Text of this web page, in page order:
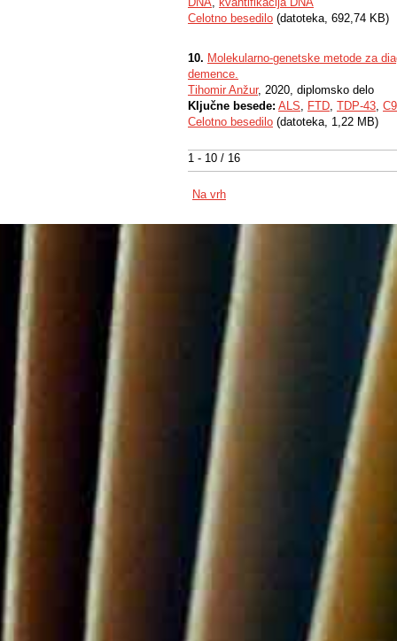
1 - 10 / 16
Celotno besedilo (datoteka, 692,74 KB)
10. Molekularno-genetske metode za
demence.
Tihomir Anžur, 2020, diplomsko delo
Ključne besede: ALS, FTD, TDP-43,
Celotno besedilo (datoteka, 1,22 MB)
Na vrh